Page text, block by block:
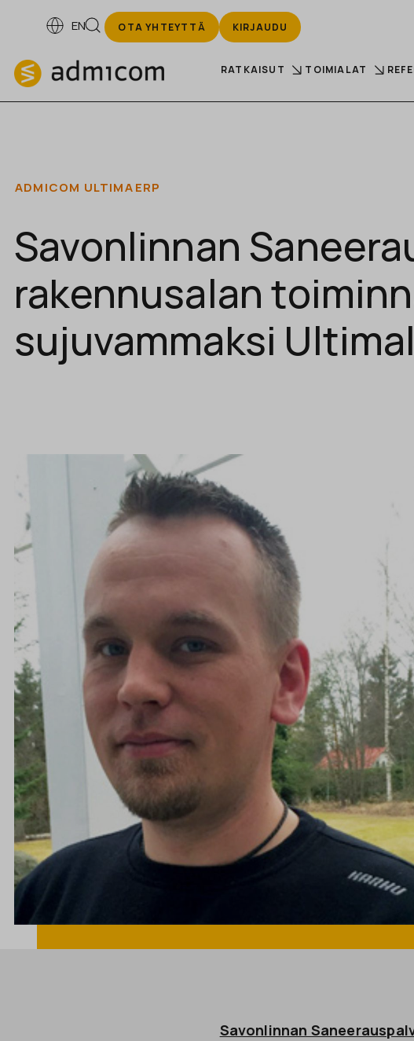
EN OTA YHTEYTTÄ KIRJAUDU
RATKAISUT TOIMIALAT
ADMICOM ULTIMAERP
Savonlinnan
rakennusalan
sujuvammaksi
Savonlinnan